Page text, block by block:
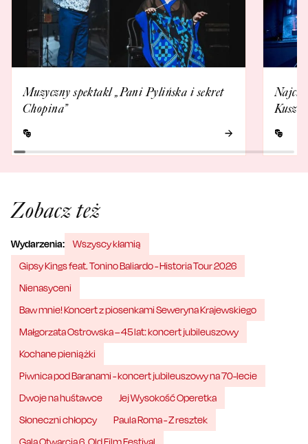
Muzyczny spektakl „Pani Pylińska i sekret
Chopina”
Zobacz też
Wydarzenia:
Wszyscy kłamią
Gipsy Kings feat. Tonino Baliardo - Historia Tour 2026
Nienasyceni
Baw mnie! Koncert z piosenkami Seweryna Krajewskiego
Małgorzata Ostrowska – 45 lat: koncert jubileuszowy
Kochane pieniążki
Piwnica pod Baranami - koncert jubileuszowy na 70-lecie
Dwoje na huśtawce
Jej Wysokość Operetka
Słoneczni chłopcy
Paula Roma - Z resztek
Gala Otwarcia 6. Old Film Festival